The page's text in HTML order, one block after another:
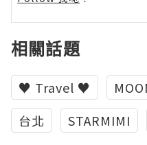
相關話題
♥ Travel ♥
台北
STARMIMI